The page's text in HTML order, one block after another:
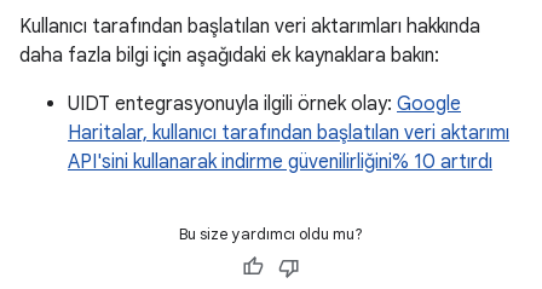
Kullanıcı tarafından başlatılan veri aktarımları hakkında
daha fazla bilgi için aşağıdaki ek kaynaklara bakın:
UIDT entegrasyonuyla ilgili örnek olay: Google
Haritalar, kullanıcı tarafından başlatılan veri aktarımı
API'sini kullanarak indirme güvenilirliğini% 10 artırdı
Bu size yardımcı oldu mu?